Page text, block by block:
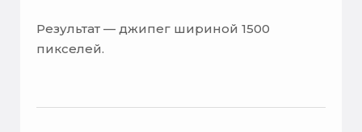
Результат — джипег шириной 1500
пикселей.